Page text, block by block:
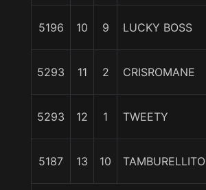
5196 10 9 LUCKY BOSS
5293 11 2 CRISROMANE
5293 12 1 TWEETY
5187 13 10 TAMBURELLITO